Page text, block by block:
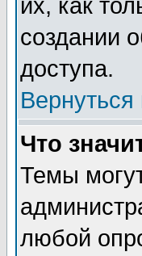
их, как
создании
доступа.
Вернуться
Что
Темы
любой